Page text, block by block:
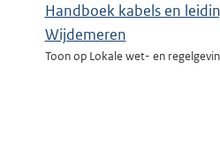
Handboek kabels en
Wijdemeren
Toon op Lokale wet- en